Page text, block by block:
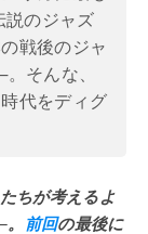
説のジャズ
戦後のジャ
そんな、
代をディグ
ちが考えるよ
前回の最後に